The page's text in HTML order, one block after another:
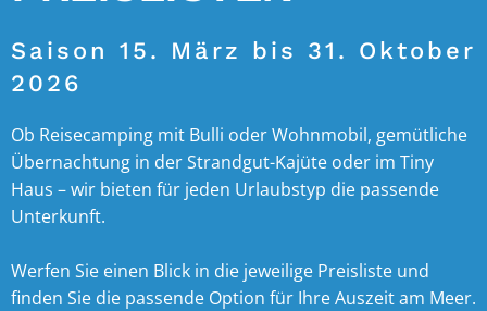
Saison 15. März bis 31. Oktober
2026
Ob Reisecamping mit Bulli oder Wohnmobil, gemütliche
Übernachtung in der Strandgut-Kajüte oder im Tiny
Haus – wir bieten für jeden Urlaubstyp die passende
Unterkunft.
Werfen Sie einen Blick in die jeweilige Preisliste und
finden Sie die passende Option für Ihre Auszeit am Meer.